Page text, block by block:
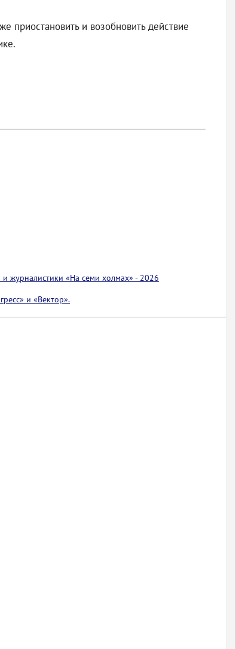
приостановить и возобновить действие
и журналистики «На семи холмах» - 2026
и «Вектор».